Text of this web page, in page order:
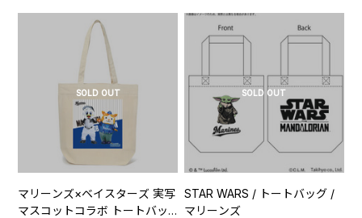
SOLD OUT
マリーンズ×ベイスターズ 実写
マスコットコラボ トートバッ
SOLD OUT
STAR WARS / トートバッグ /
マリーンズ